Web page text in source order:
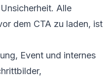
Alle
dem CTA zu laden, ist
Event und internes